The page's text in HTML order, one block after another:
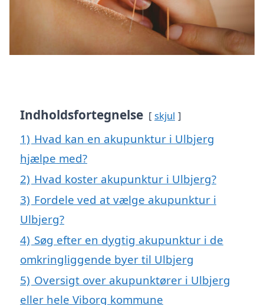
Indholdsfortegnelse skjul
1) Hvad kan en akupunktur i Ulbjerg
hjælpe med?
2) Hvad koster akupunktur i Ulbjerg?
3) Fordele ved at vælge akupunktur i
Ulbjerg?
4) Søg efter en dygtig akupunktur i de
omkringliggende byer til Ulbjerg
5) Oversigt over akupunktører i Ulbjerg
eller hele Viborg kommune